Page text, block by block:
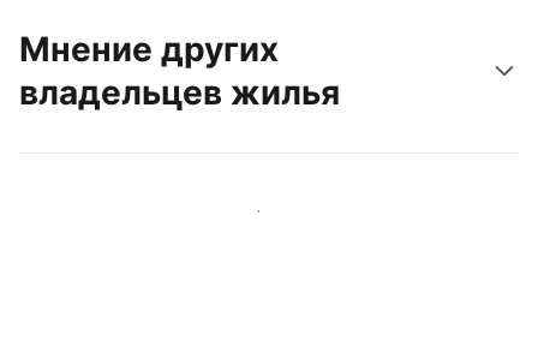
Мнение других
владельцев жилья
Присоединиться к другим владельцам жилья